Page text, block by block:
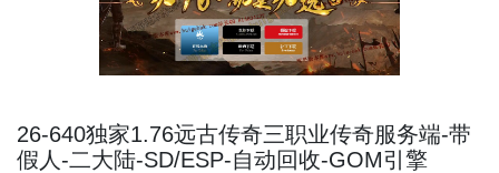
26-640独家1.76远古传奇三职业传奇服务端-带
假人-二大陆-SD/ESP-自动回收-GOM引擎